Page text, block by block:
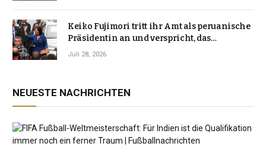
Keiko Fujimori tritt ihr Amt als peruanische
Präsidentin an und verspricht, das
Jahrzehnt der Instabilität zu beenden
Juli 28, 2026
NEUESTE NACHRICHTEN